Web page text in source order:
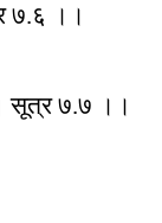
७.६ ।।
सूत्र ७.७ ।।